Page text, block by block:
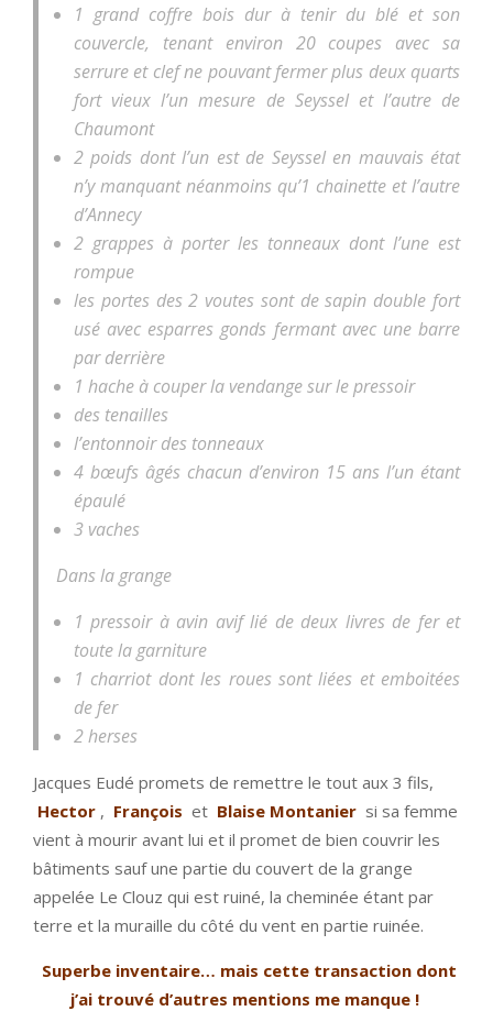
1 grand coffre bois dur à tenir du blé et son
couvercle, tenant environ 20 coupes avec sa
serrure et clef ne pouvant fermer plus deux quarts
fort vieux l’un mesure de Seyssel et l’autre de
Chaumont
2 poids dont l’un est de Seyssel en mauvais état
n’y manquant néanmoins qu’1 chainette et l’autre
d’Annecy
2 grappes à porter les tonneaux dont l’une est
rompue
les portes des 2 voutes sont de sapin double fort
usé avec esparres gonds fermant avec une barre
par derrière
1 hache à couper la vendange sur le pressoir
des tenailles
l’entonnoir des tonneaux
4 bœufs âgés chacun d’environ 15 ans l’un étant
épaulé
3 vaches
Dans la grange
1 pressoir à avin avif lié de deux livres de fer et
toute la garniture
1 charriot dont les roues sont liées et emboitées
de fer
2 herses
Jacques Eudé promets de remettre le tout aux 3 fils,
Hector , François et Blaise Montanier si sa femme
vient à mourir avant lui et il promet de bien couvrir les
bâtiments sauf une partie du couvert de la grange
appelée Le Clouz qui est ruiné, la cheminée étant par
terre et la muraille du côté du vent en partie ruinée.
Superbe inventaire… mais cette transaction dont
j’ai trouvé d’autres mentions me manque !